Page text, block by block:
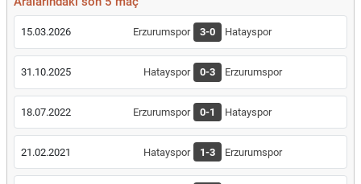
15.03.2026 Erzurumspor 3-0 Hatayspor
31.10.2025 Hatayspor 0-3 Erzurumspor
18.07.2022 Erzurumspor 0-1 Hatayspor
21.02.2021 Hatayspor 1-3 Erzurumspor